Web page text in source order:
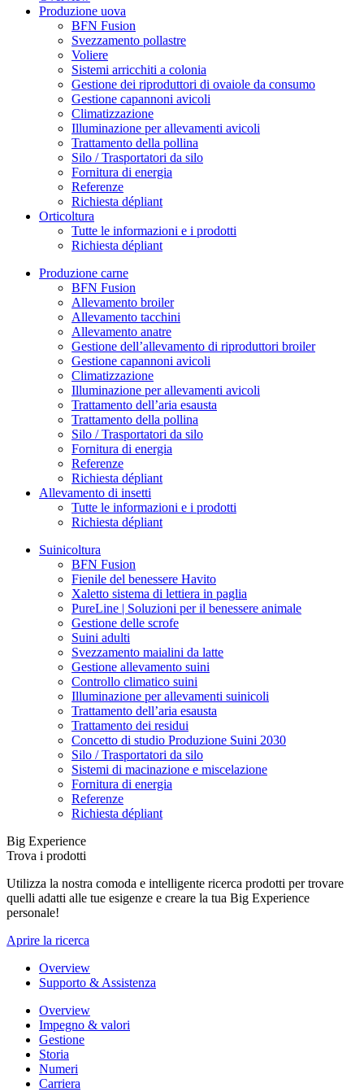
Produzione uova
BFN Fusion
Svezzamento pollastre
Voliere
Sistemi arricchiti a colonia
Gestione dei riproduttori di ovaiole da consumo
Gestione capannoni avicoli
Climatizzazione
Illuminazione per allevamenti avicoli
Trattamento della pollina
Silo / Trasportatori da silo
Fornitura di energia
Referenze
Richiesta dépliant
Orticoltura
Tutte le informazioni e i prodotti
Richiesta dépliant
Produzione carne
BFN Fusion
Allevamento broiler
Allevamento tacchini
Allevamento anatre
Gestione dell’allevamento di riproduttori broiler
Gestione capannoni avicoli
Climatizzazione
Illuminazione per allevamenti avicoli
Trattamento dell’aria esausta
Trattamento della pollina
Silo / Trasportatori da silo
Fornitura di energia
Referenze
Richiesta dépliant
Allevamento di insetti
Tutte le informazioni e i prodotti
Richiesta dépliant
Suinicoltura
BFN Fusion
Fienile del benessere Havito
Xaletto sistema di lettiera in paglia
PureLine | Soluzioni per il benessere animale
Gestione delle scrofe
Suini adulti
Svezzamento maialini da latte
Gestione allevamento suini
Controllo climatico suini
Illuminazione per allevamenti suinicoli
Trattamento dell’aria esausta
Trattamento dei residui
Concetto di studio Produzione Suini 2030
Silo / Trasportatori da silo
Sistemi di macinazione e miscelazione
Fornitura di energia
Referenze
Richiesta dépliant
Big Experience
Trova i prodotti
Utilizza la nostra comoda e intelligente ricerca prodotti per trovare
quelli adatti alle tue esigenze e creare la tua Big Experience
personale!
Aprire la ricerca
Overview
Supporto & Assistenza
Overview
Impegno & valori
Gestione
Storia
Numeri
Carriera